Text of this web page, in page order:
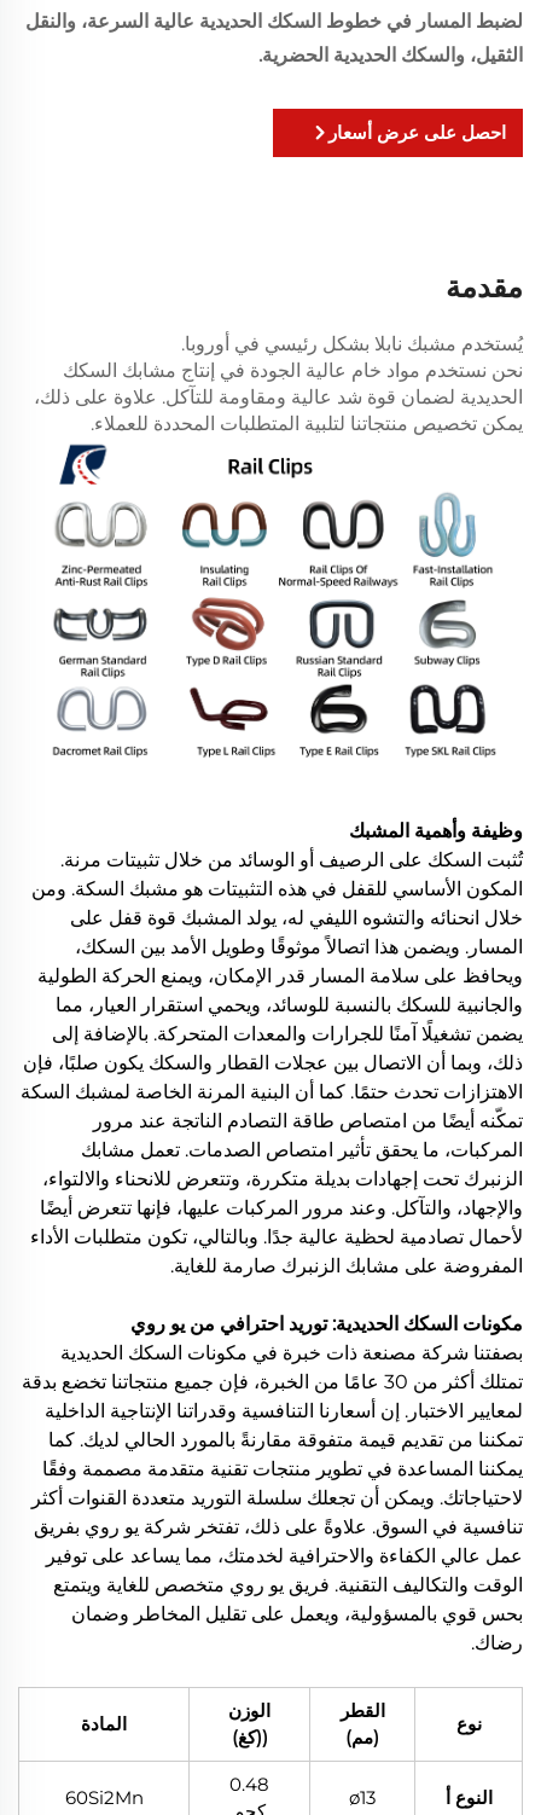
لضبط المسار في خطوط السكك الحديدية عالية السرعة، والنقل
الثقيل، والسكك الحديدية الحضرية.
احصل على عرض أسعار
مقدمة
يُستخدم مشبك نابلا بشكل رئيسي في أوروبا.
نحن نستخدم مواد خام عالية الجودة في إنتاج مشابك السكك
الحديدية لضمان قوة شد عالية ومقاومة للتآكل. علاوة على ذلك،
يمكن تخصيص منتجاتنا لتلبية المتطلبات المحددة للعملاء.
وظيفة وأهمية المشبك
تُثبت السكك على الرصيف أو الوسائد من خلال تثبيتات مرنة.
المكون الأساسي للقفل في هذه التثبيتات هو مشبك السكة. ومن
خلال انحنائه والتشوه الليفي له، يولد المشبك قوة قفل على
المسار. ويضمن هذا اتصالاً موثوقًا وطويل الأمد بين السكك،
ويحافظ على سلامة المسار قدر الإمكان، ويمنع الحركة الطولية
والجانبية للسكك بالنسبة للوسائد، ويحمي استقرار العيار، مما
يضمن تشغيلًا آمنًا للجرارات والمعدات المتحركة. بالإضافة إلى
ذلك، وبما أن الاتصال بين عجلات القطار والسكك يكون صلبًا، فإن
الاهتزازات تحدث حتمًا. كما أن البنية المرنة الخاصة لمشبك السكة
تمكّنه أيضًا من امتصاص طاقة التصادم الناتجة عند مرور
المركبات، ما يحقق تأثير امتصاص الصدمات. تعمل مشابك
الزنبرك تحت إجهادات بديلة متكررة، وتتعرض للانحناء والالتواء،
والإجهاد، والتآكل. وعند مرور المركبات عليها، فإنها تتعرض أيضًا
لأحمال تصادمية لحظية عالية جدًا. وبالتالي، تكون متطلبات الأداء
المفروضة على مشابك الزنبرك صارمة للغاية.
مكونات السكك الحديدية: توريد احترافي من يو روي
بصفتنا شركة مصنعة ذات خبرة في مكونات السكك الحديدية
تمتلك أكثر من 30 عامًا من الخبرة، فإن جميع منتجاتنا تخضع بدقة
لمعايير الاختبار. إن أسعارنا التنافسية وقدراتنا الإنتاجية الداخلية
تمكننا من تقديم قيمة متفوقة مقارنةً بالمورد الحالي لديك. كما
يمكننا المساعدة في تطوير منتجات تقنية متقدمة مصممة وفقًا
لاحتياجاتك. ويمكن أن تجعلك سلسلة التوريد متعددة القنوات أكثر
تنافسية في السوق. علاوةً على ذلك، تفتخر شركة يو روي بفريق
عمل عالي الكفاءة والاحترافية لخدمتك، مما يساعد على توفير
الوقت والتكاليف التقنية. فريق يو روي متخصص للغاية ويتمتع
بحس قوي بالمسؤولية، ويعمل على تقليل المخاطر وضمان
رضاك.
نوع
القطر
(مم)
الوزن
((كغ)
المادة
النوع أ ø13
0.48
60Si2Mn